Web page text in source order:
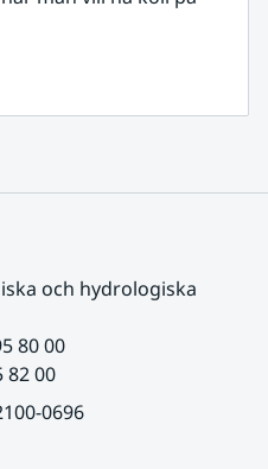
och hydrologiska
80 00
82 00
0696